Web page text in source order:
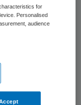
onder
tot de
van
for
Personalised
audience